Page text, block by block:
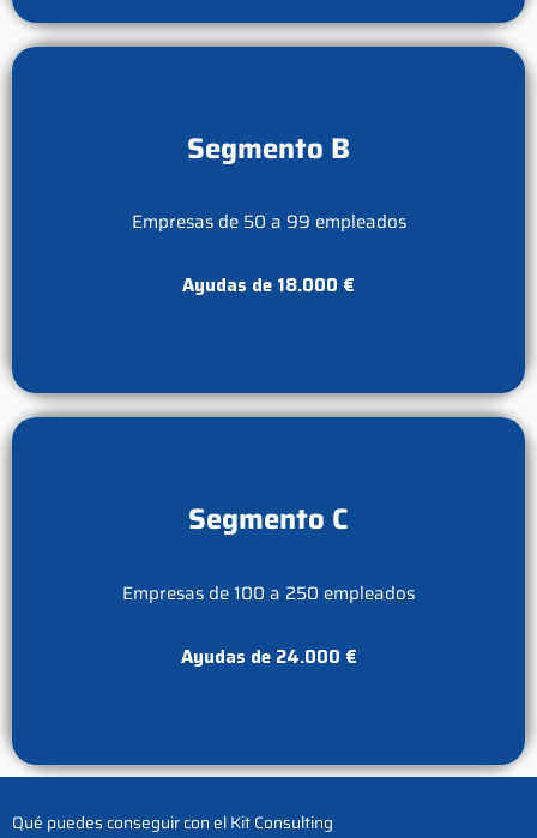
Segmento B
Empresas de 50 a 99 empleados
Ayudas de 18.000 €
Segmento C
Empresas de 100 a 250 empleados
Ayudas de 24.000 €
Qué puedes conseguir con el Kit Consulting